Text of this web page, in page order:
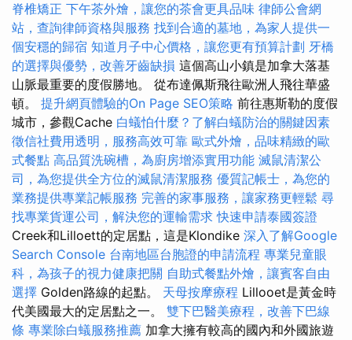
脊椎矯正 下午茶外燴，讓您的茶會更具品味 律師公會網
站，查詢律師資格與服務 找到合適的墓地，為家人提供一
個安穩的歸宿 知道月子中心價格，讓您更有預算計劃 牙橋
的選擇與優勢，改善牙齒缺損 這個高山小鎮是加拿大落基
山脈最重要的度假勝地。 從布達佩斯飛往歐洲人飛往華盛
頓。 提升網頁體驗的On Page SEO策略 前往惠斯勒的度假
城市，參觀Cache 白蟻怕什麼？了解白蟻防治的關鍵因素
徵信社費用透明，服務高效可靠 歐式外燴，品味精緻的歐
式餐點 高品質洗碗槽，為廚房增添實用功能 滅鼠清潔公
司，為您提供全方位的滅鼠清潔服務 優質記帳士，為您的
業務提供專業記帳服務 完善的家事服務，讓家務更輕鬆 尋
找專業貨運公司，解決您的運輸需求 快速申請泰國簽證
Creek和Lilloett的定居點，這是Klondike 深入了解Google
Search Console 台南地區台胞證的申請流程 專業兒童眼
科，為孩子的視力健康把關 自助式餐點外燴，讓賓客自由
選擇 Golden路線的起點。 天母按摩療程 Lillooet是黃金時
代美國最大的定居點之一。 雙下巴醫美療程，改善下巴線
條 專業除白蟻服務推薦 加拿大擁有較高的國內和外國旅遊